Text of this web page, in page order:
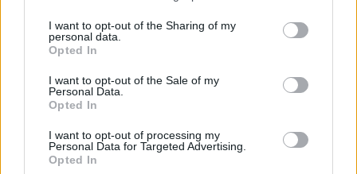
I want to opt-out of the Sharing of my
personal data.
Opted In
I want to opt-out of the Sale of my
Personal Data.
Opted In
I want to opt-out of processing my
Personal Data for Targeted Advertising.
Opted In
υψηλότερων απαιτήσεων.
RE/MAX Ελλάς, το 32,7% των αγοραστών
επέλεξε κατοικίες 51-75 τ.μ.. Ακολούθησαν τα
ακίνητα από 76 έως 100 τ.μ. σε ποσοστό 25,7%,
ενώ οι μικρότερες κατοικίες έως 50 τ.μ.